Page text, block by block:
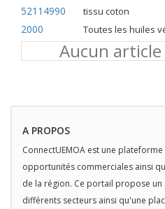
52114990 tissu coton
2000 Toutes les huiles
Aucun
A PROPOS
ConnectUEMOA est une
opportunités commerciales ainsi
de la région. Ce portail propose
différents secteurs ainsi qu'une